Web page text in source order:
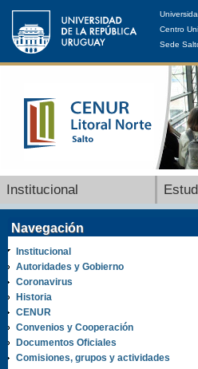
Centro
Sede
Institucional
Navegación
Institucional
Autoridades y Gobierno
Coronavirus
Historia
CENUR
Convenios y Cooperación
Documentos Oficiales
Comisiones, grupos y actividades